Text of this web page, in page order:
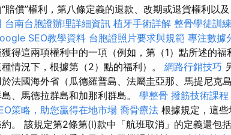
“賠償”權利，第八條定義的退款、改期或退貨權利以
台南台胞證辦理詳細資訊 植牙手術詳解 整骨學徒訓練
SEO教學資料 台胞證照片要求與規範 專注數據
得這兩項權利中的一項（例如，第（1）點所述的
情況下，根據第（2）點的福利）。 網路行銷技巧
於法國海外省（瓜德羅普島、法屬圭亞那、馬提尼克
、馬德拉群島和加那利群島。 學整骨 撥筋技術課程
策略，助您贏得在地市場 喬骨療法 根據規定，這
。 該規定第2條第(l)款中「航班取消」的定義還包